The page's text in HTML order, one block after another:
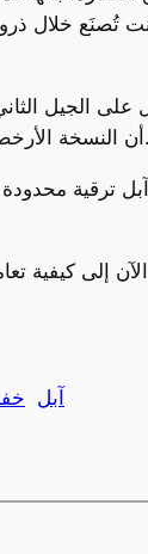
تُصنَع خلال
الجيل
أن النسخة الأرخص قد تُطرح بسعر يصل إلى 2000 دولار أمريكي، مقارنةً بالسعر الحالي للنظارة الذي يبدأ من 3500 دولار أمريكي.
ترقية
آبل